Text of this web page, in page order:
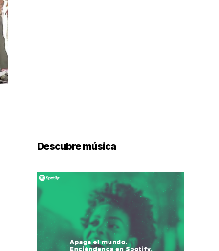
Descubre música